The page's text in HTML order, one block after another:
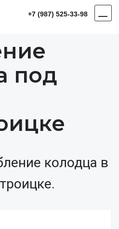
+7 (987) 525-33-98
под
колодца в